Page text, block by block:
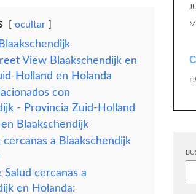
ocultar
View Blaakschendijk en
Holland en Holanda
con
- Provincia Zuid-Holland
Blaakschendijk
cercanas a Blaakschendijk
Salud cercanas a
en Holanda: